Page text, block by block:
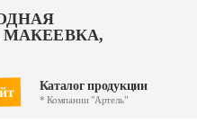
МАКЕЕВКА,
Каталог продукции
* Компании "Артель"